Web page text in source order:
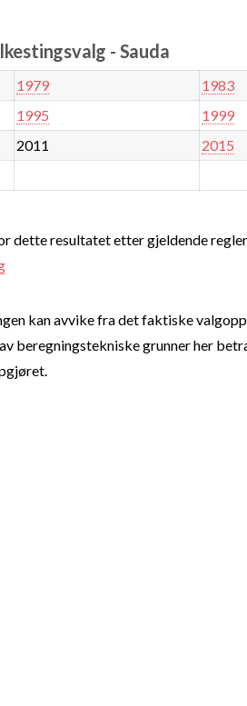
- Sauda
1979 1983
1995 1999
2011 2015
dette resultatet etter gjeldende
kan avvike fra det faktiske
beregningstekniske grunner her